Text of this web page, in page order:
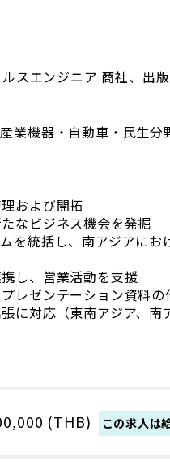
スエンジニア 商社、出
業機器・自動車・民生
および開拓
なビジネス機会を発掘
を統括し、南アジアに
し、営業活動を支援
レゼンテーション資料の
に対応（東南アジア、南
(THB) この求人は